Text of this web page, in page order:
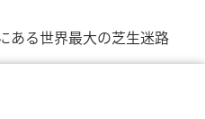
ある世界最大の芝生迷路